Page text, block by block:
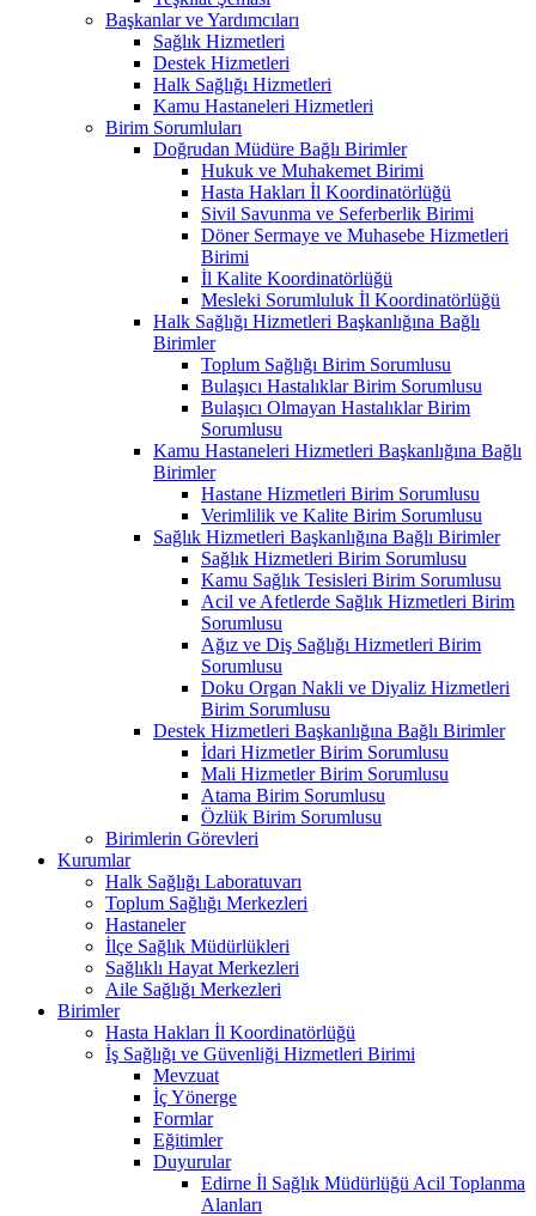
Başkanlar ve Yardımcıları
Sağlık Hizmetleri
Destek Hizmetleri
Halk Sağlığı Hizmetleri
Kamu Hastaneleri Hizmetleri
Birim Sorumluları
Doğrudan Müdüre Bağlı Birimler
Hukuk ve Muhakemet Birimi
Hasta Hakları İl Koordinatörlüğü
Sivil Savunma ve Seferberlik Birimi
Döner Sermaye ve Muhasebe Hizmetleri
Birimi
İl Kalite Koordinatörlüğü
Mesleki Sorumluluk İl Koordinatörlüğü
Halk Sağlığı Hizmetleri Başkanlığına Bağlı
Birimler
Toplum Sağlığı Birim Sorumlusu
Bulaşıcı Hastalıklar Birim Sorumlusu
Bulaşıcı Olmayan Hastalıklar Birim
Sorumlusu
Kamu Hastaneleri Hizmetleri Başkanlığına Bağlı
Birimler
Hastane Hizmetleri Birim Sorumlusu
Verimlilik ve Kalite Birim Sorumlusu
Sağlık Hizmetleri Başkanlığına Bağlı Birimler
Sağlık Hizmetleri Birim Sorumlusu
Kamu Sağlık Tesisleri Birim Sorumlusu
Acil ve Afetlerde Sağlık Hizmetleri Birim
Sorumlusu
Ağız ve Diş Sağlığı Hizmetleri Birim
Sorumlusu
Doku Organ Nakli ve Diyaliz Hizmetleri
Birim Sorumlusu
Destek Hizmetleri Başkanlığına Bağlı Birimler
İdari Hizmetler Birim Sorumlusu
Mali Hizmetler Birim Sorumlusu
Atama Birim Sorumlusu
Özlük Birim Sorumlusu
Birimlerin Görevleri
Kurumlar
Halk Sağlığı Laboratuvarı
Toplum Sağlığı Merkezleri
Hastaneler
İlçe Sağlık Müdürlükleri
Sağlıklı Hayat Merkezleri
Aile Sağlığı Merkezleri
Birimler
Hasta Hakları İl Koordinatörlüğü
İş Sağlığı ve Güvenliği Hizmetleri Birimi
Mevzuat
İç Yönerge
Formlar
Eğitimler
Duyurular
Edirne İl Sağlık Müdürlüğü Acil Toplanma
Alanları